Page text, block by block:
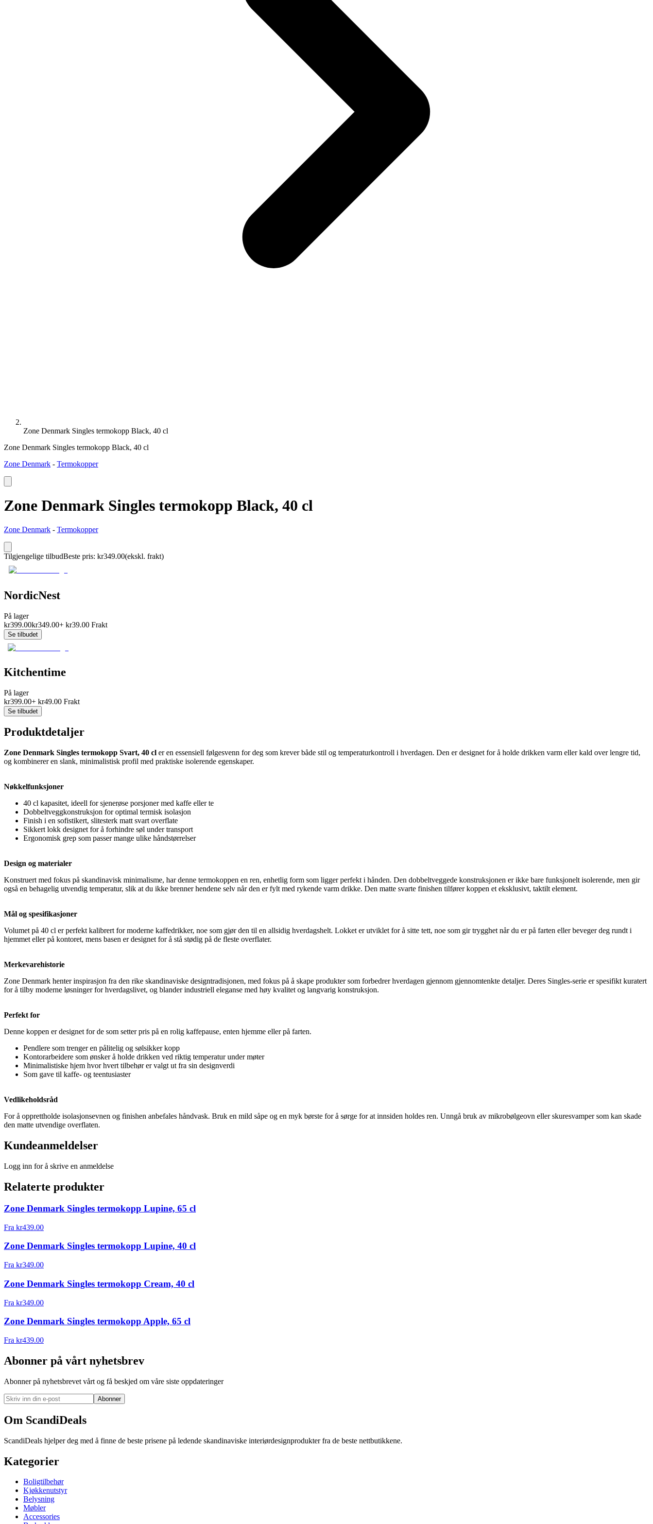
Zone Denmark Singles termokopp Black, 40 cl
Zone Denmark Singles termokopp Black, 40 cl
Zone Denmark - Termokopper
Zone Denmark Singles termokopp Black, 40 cl
Zone Denmark - Termokopper
Tilgjengelige tilbudBeste pris: kr349.00(ekskl. frakt)
NordicNest
På lager
kr399.00kr349.00+ kr39.00 Frakt
Se tilbudet
Kitchentime
På lager
kr399.00+ kr49.00 Frakt
Se tilbudet
Produktdetaljer
Zone Denmark Singles termokopp Svart, 40 cl er en essensiell følgesvenn for deg som krever både stil og temperaturkontroll i hverdagen. Den er designet for å holde drikken varm eller kald over lengre tid,
og kombinerer en slank, minimalistisk profil med praktiske isolerende egenskaper.
Nøkkelfunksjoner
40 cl kapasitet, ideell for sjenerøse porsjoner med kaffe eller te
Dobbeltveggkonstruksjon for optimal termisk isolasjon
Finish i en sofistikert, slitesterk matt svart overflate
Sikkert lokk designet for å forhindre søl under transport
Ergonomisk grep som passer mange ulike håndstørrelser
Design og materialer
Konstruert med fokus på skandinavisk minimalisme, har denne termokoppen en ren, enhetlig form som ligger perfekt i hånden. Den dobbeltveggede konstruksjonen er ikke bare funksjonelt isolerende, men gir
også en behagelig utvendig temperatur, slik at du ikke brenner hendene selv når den er fylt med rykende varm drikke. Den matte svarte finishen tilfører koppen et eksklusivt, taktilt element.
Mål og spesifikasjoner
Volumet på 40 cl er perfekt kalibrert for moderne kaffedrikker, noe som gjør den til en allsidig hverdagshelt. Lokket er utviklet for å sitte tett, noe som gir trygghet når du er på farten eller beveger deg rundt i
hjemmet eller på kontoret, mens basen er designet for å stå stødig på de fleste overflater.
Merkevarehistorie
Zone Denmark henter inspirasjon fra den rike skandinaviske designtradisjonen, med fokus på å skape produkter som forbedrer hverdagen gjennom gjennomtenkte detaljer. Deres Singles-serie er spesifikt kuratert
for å tilby moderne løsninger for hverdagslivet, og blander industriell eleganse med høy kvalitet og langvarig konstruksjon.
Perfekt for
Denne koppen er designet for de som setter pris på en rolig kaffepause, enten hjemme eller på farten.
Pendlere som trenger en pålitelig og sølsikker kopp
Kontorarbeidere som ønsker å holde drikken ved riktig temperatur under møter
Minimalistiske hjem hvor hvert tilbehør er valgt ut fra sin designverdi
Som gave til kaffe- og teentusiaster
Vedlikeholdsråd
For å opprettholde isolasjonsevnen og finishen anbefales håndvask. Bruk en mild såpe og en myk børste for å sørge for at innsiden holdes ren. Unngå bruk av mikrobølgeovn eller skuresvamper som kan skade
den matte utvendige overflaten.
Kundeanmeldelser
Logg inn for å skrive en anmeldelse
Relaterte produkter
Zone Denmark Singles termokopp Lupine, 65 cl
Fra kr439.00
Zone Denmark Singles termokopp Lupine, 40 cl
Fra kr349.00
Zone Denmark Singles termokopp Cream, 40 cl
Fra kr349.00
Zone Denmark Singles termokopp Apple, 65 cl
Fra kr439.00
Abonner på vårt nyhetsbrev
Abonner på nyhetsbrevet vårt og få beskjed om våre siste oppdateringer
Abonner
Om ScandiDeals
ScandiDeals hjelper deg med å finne de beste prisene på ledende skandinaviske interiørdesignprodukter fra de beste nettbutikkene.
Kategorier
Boligtilbehør
Kjøkkenutstyr
Belysning
Møbler
Accessories